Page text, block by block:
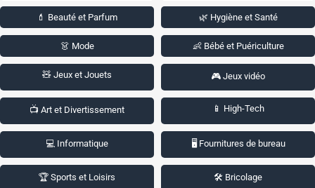
💄 Beauté et Parfum 🌿 Hygiène et Santé
👗 Mode 👶 Bébé et Puériculture
🧸 Jeux et Jouets 🎮 Jeux vidéo
📺 Art et Divertissement 📱 High-Tech
💻 Informatique 🖥️ Fournitures de bureau
🏆 Sports et Loisirs 🛠️ Bricolage